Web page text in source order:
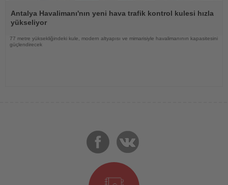
Oku
Antalya Havalimanı'nın yeni hava trafik kontrol kulesi hızla
yükseliyor
77 metre yüksekliğindeki kule, modern altyapısı ve mimarisiyle havalimanının kapasitesini
güçlendirecek